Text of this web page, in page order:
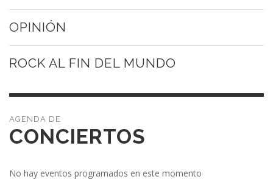
OPINIÓN
ROCK AL FIN DEL MUNDO
CONCIERTOS
No hay eventos programados en este momento